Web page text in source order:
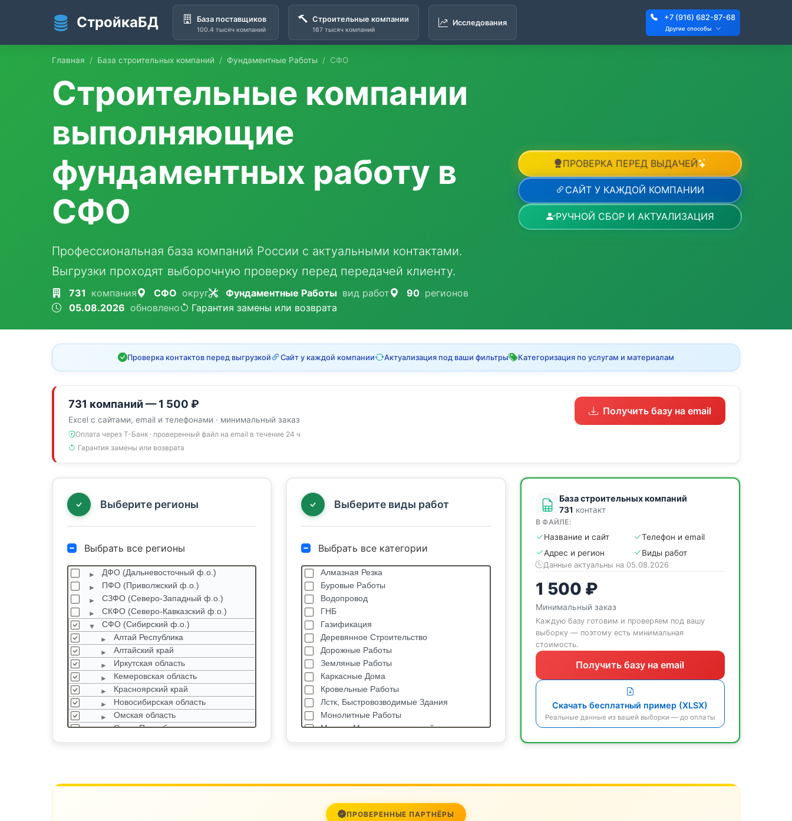
СтройкаБД База поставщиков
100.4 тысяч компаний
Строительные компании
167 тысяч компаний
Исследования
+7 (916) 682-87-68
Другие способы
Главная База строительных компаний Фундаментные Работы СФО
Строительные компании
выполняющие
фундаментных работу в
СФО
Профессиональная база компаний России с актуальными контактами.
Выгрузки проходят выборочную проверку перед передачей клиенту.
731 компания СФО округ Фундаментные Работы вид работ 90 регионов
05.08.2026 обновлено Гарантия замены или возврата
ПРОВЕРКА ПЕРЕД ВЫДАЧЕЙ
САЙТ У КАЖДОЙ КОМПАНИИ
РУЧНОЙ СБОР И АКТУАЛИЗАЦИЯ
Проверка контактов перед выгрузкой Сайт у каждой компании Актуализация под ваши фильтры Категоризация по услугам и материалам
731 компаний — 1 500 ₽
Excel с сайтами, email и телефонами · минимальный заказ
Получить базу на email
Оплата через Т-Банк · проверенный файл на email в течение 24 ч
Гарантия замены или возврата
Выберите регионы
Выбрать все регионы
ДФО (Дальневосточный ф.о.)
ПФО (Приволжский ф.о.)
СЗФО (Северо-Западный ф.о.)
СКФО (Северо-Кавказский ф.о.)
СФО (Сибирский ф.о.)
Алтай Республика
Алтайский край
Иркутская область
Кемеровская область
Красноярский край
Новосибирская область
Омская область
Санкт-Петербург
Выберите виды работ
Выбрать все категории
Алмазная Резка
Буровые Работы
Водопровод
ГНБ
Газификация
Деревянное Строительство
Дорожные Работы
Земляные Работы
Каркасные Дома
Кровельные Работы
Лстк, Быстровозводимые Здания
Монолитные Работы
Монтаж Металлоконструкций
Ремонт Квартир И Нежилых Помещений
База строительных компаний
731 контакт
В ФАЙЛЕ:
Название и сайт
Телефон и email
Адрес и регион
Виды работ
Данные актуальны на 05.08.2026
1 500 ₽
Минимальный заказ
Каждую базу готовим и проверяем под вашу
выборку — поэтому есть минимальная
стоимость.
Получить базу на email
Скачать бесплатный пример (XLSX)
Реальные данные из вашей выборки — до оплаты
ПРОВЕРЕННЫЕ ПАРТНЁРЫ